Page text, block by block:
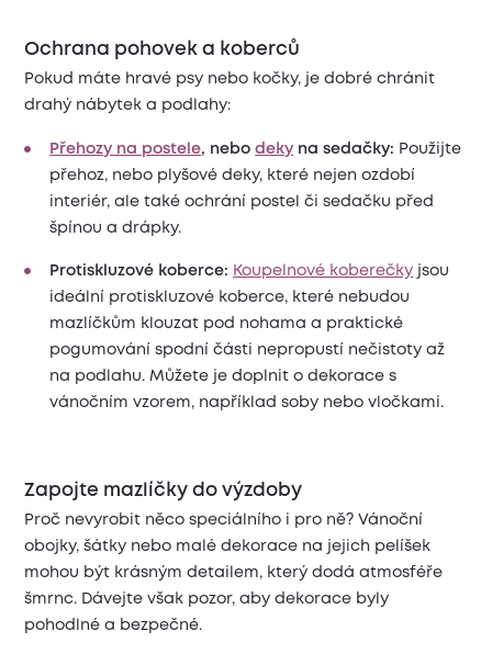
Ochrana pohovek a koberců
Pokud máte hravé psy nebo kočky, je dobré chránit
drahý nábytek a podlahy:
Přehozy na postele, nebodeky na sedačky: Použijte
přehoz, nebo plyšové deky, které nejen ozdobí
interiér, ale také ochrání postel či sedačku před
špínou a drápky.
Protiskluzové koberce: Koupelnové koberečky jsou
ideální protiskluzové koberce, které nebudou
mazlíčkům klouzat pod nohama a praktické
pogumování spodní části nepropustí nečistoty až
na podlahu. Můžete je doplnit o dekorace s
vánočním vzorem, například soby nebo vločkami.
Zapojte mazlíčky do výzdoby
Proč nevyrobit něco speciálního i pro ně? Vánoční
obojky, šátky nebo malé dekorace na jejich pelíšek
mohou být krásným detailem, který dodá atmosféře
šmrnc. Dávejte však pozor, aby dekorace byly
pohodlné a bezpečné.